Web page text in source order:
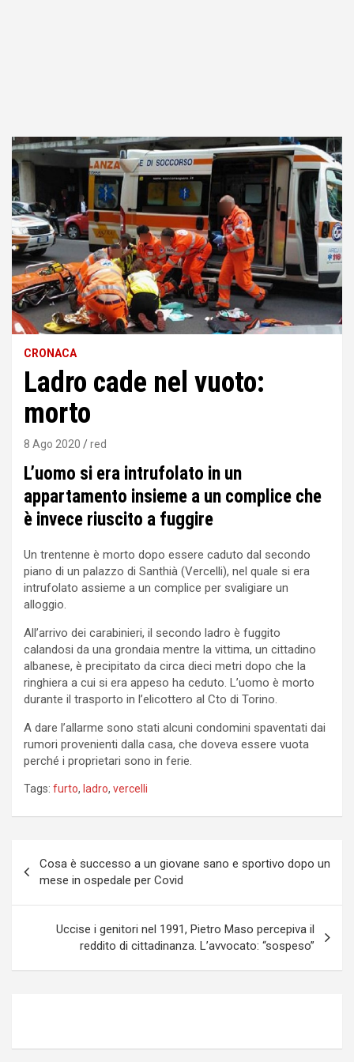
CRONACA
Ladro cade nel vuoto:
morto
8 Ago 2020 red
Lʼuomo si era intrufolato in un
appartamento insieme a un complice che
è invece riuscito a fuggire
Un trentenne è morto dopo essere caduto dal secondo
piano di un palazzo di Santhià (Vercelli), nel quale si era
intrufolato assieme a un complice per svaligiare un
alloggio.
All’arrivo dei carabinieri, il secondo ladro è fuggito
calandosi da una grondaia mentre la vittima, un cittadino
albanese, è precipitato da circa dieci metri dopo che la
ringhiera a cui si era appeso ha ceduto. L’uomo è morto
durante il trasporto in l’elicottero al Cto di Torino.
A dare l’allarme sono stati alcuni condomini spaventati dai
rumori provenienti dalla casa, che doveva essere vuota
perché i proprietari sono in ferie.
Tags: furto, ladro, vercelli
articoli
Cosa è successo a un giovane sano e sportivo dopo un
mese in ospedale per Covid
Uccise i genitori nel 1991, Pietro Maso percepiva il
reddito di cittadinanza. L’avvocato: “sospeso”